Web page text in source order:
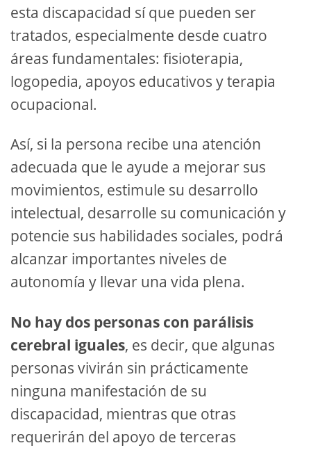
esta discapacidad sí que pueden ser
tratados, especialmente desde cuatro
áreas fundamentales: fisioterapia,
logopedia, apoyos educativos y terapia
ocupacional.
Así, si la persona recibe una atención
adecuada que le ayude a mejorar sus
movimientos, estimule su desarrollo
intelectual, desarrolle su comunicación y
potencie sus habilidades sociales, podrá
alcanzar importantes niveles de
autonomía y llevar una vida plena.
No hay dos personas con parálisis
cerebral iguales, es decir, que algunas
personas vivirán sin prácticamente
ninguna manifestación de su
discapacidad, mientras que otras
requerirán del apoyo de terceras